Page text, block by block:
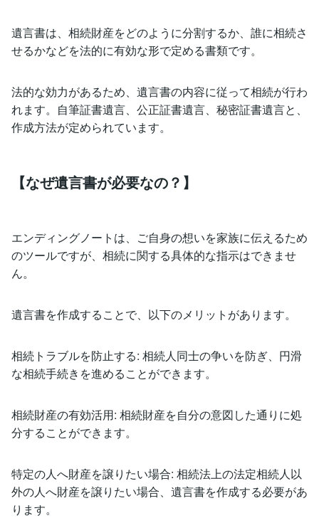
遺言書は、相続財産をどのように分割するか、誰に相続さ
せるかなどを法的に有効な形で定める書類です。
法的な効力があるため、遺言書の内容に従って相続が行わ
れます。自筆証書遺言、公正証書遺言、秘密証書遺言と、
作成方法が定められています。
【なぜ遺言書が必要なの？】
エンディングノートは、ご自身の想いを家族に伝えるため
のツールですが、相続に関する具体的な指示はできませ
ん。
遺言書を作成することで、以下のメリットがあります。
相続トラブルを防止する: 相続人同士の争いを防ぎ、円滑
な相続手続きを進めることができます。
相続財産の有効活用: 相続財産を自分の意図した通りに処
分することができます。
特定の人へ財産を譲りたい場合: 相続法上の法定相続人以
外の人へ財産を譲りたい場合、遺言書を作成する必要があ
ります。